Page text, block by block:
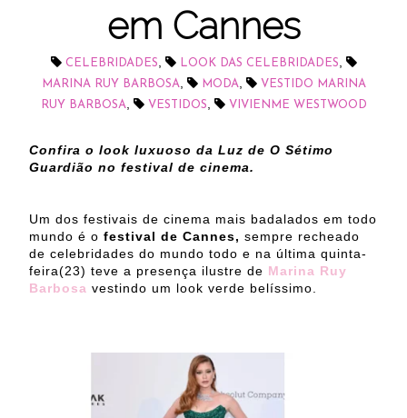
em Cannes
CELEBRIDADES, LOOK DAS CELEBRIDADES,
MARINA RUY BARBOSA, MODA,
VESTIDO MARINA
RUY BARBOSA, VESTIDOS, VIVIENME WESTWOOD
Confira o look luxuoso da Luz de O Sétimo
Guardião no festival de cinema.
Um dos festivais de cinema mais badalados em todo
mundo é o festival de Cannes, sempre recheado
de celebridades do mundo todo e na última quinta-
feira(23) teve a presença ilustre de Marina Ruy
Barbosa vestindo um look verde belíssimo.